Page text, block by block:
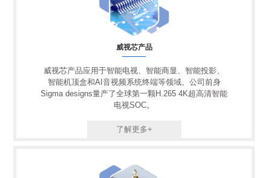
威视芯产品
威视芯产品应用于智能电视、智能商显、智能投影、
智能机顶盒和AI音视频系统终端等领域。公司前身
Sigma designs量产了全球第一颗H.265 4K超高清智能
电视SOC。
了解更多+